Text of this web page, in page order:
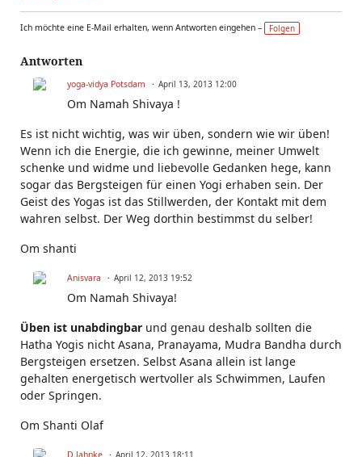
Ich möchte eine E-Mail erhalten, wenn Antworten eingehen – Folgen
Antworten
yoga-vidya Potsdam April 13, 2013 12:00
Om Namah Shivaya !
Es ist nicht wichtig, was wir üben, sondern wie wir üben!
Wenn ich die Energie, die ich gewinne, meiner Umwelt
schenke und widme und liebevolle Gedanken hege, kann
sogar das Bergsteigen für einen Yogi erhaben sein. Der
Geist des Yogas ist das Stillwerden, der Kontakt mit dem
wahren selbst. Der Weg dorthin bestimmst du selber!
Om shanti
Anisvara April 12, 2013 19:52
Om Namah Shivaya!
Üben ist unabdingbar und genau deshalb sollten die
Hatha Yogis nicht Asana, Pranayama, Mudra Bandha durch
Bergsteigen ersetzen. Selbst Asana allein ist lange
gehalten energetisch wertvoller als Schwimmen, Laufen
oder Springen.
Om Shanti Olaf
D.Jahnke April 12, 2013 18:11